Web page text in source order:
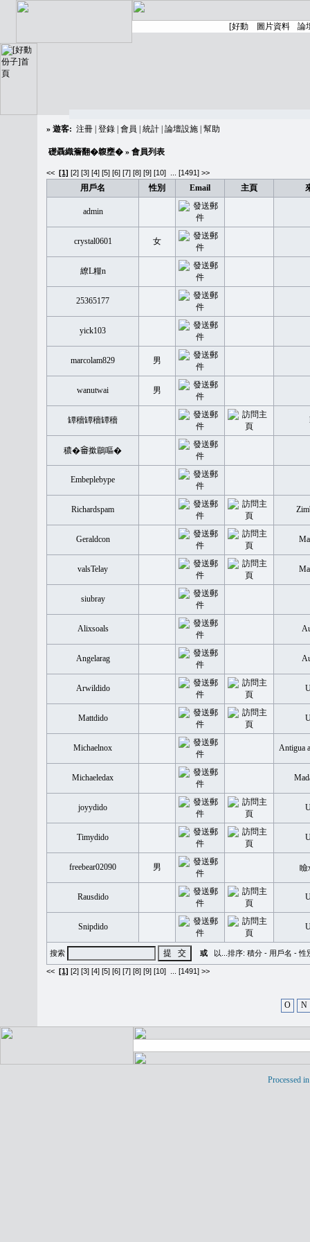
» 遊客: 注冊 登錄 會員 統計 論壇設施 幫助
礎聶織簷翻�䪖壅� » 會員列表
<< [1] [2] [3] [4] [5] [6] [7] [8] [9] [10] [1491] >>
用戶名 性別 Email 主頁
admin
crystal0601 女
繚L糧n
25365177
yick103
marcolam829 男
wanutwai 男
罈穡罈穡罈穡
穠�𤲞撳鶥嘔�
Embeplebype
Richardspam
Geraldcon
valsTelay
siubray
Alixsoals
Angelarag
Arwildido
Mattdido
Michaelnox Antigua
Michaeledax
joyydido
Timydido
freebear02090 男
Rausdido
Snipdido
搜索 或 以...排序: 積分 - 用戶名 -性
<< [1] [2] [3] [4] [5] [6] [7] [8] [9] [10] [1491] >>
O N
Processed